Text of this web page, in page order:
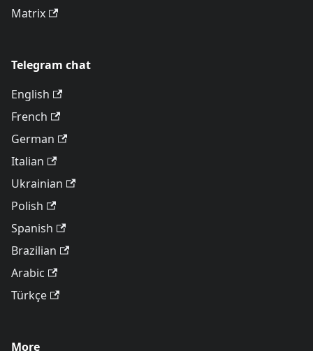
Matrix
Telegram chat
English
French
German
Italian
Ukrainian
Polish
Spanish
Brazilian
Arabic
Türkçe
More